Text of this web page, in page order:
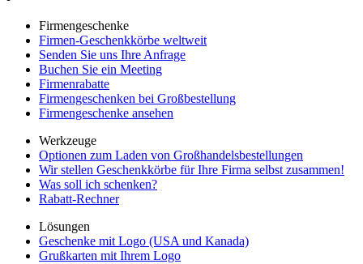
Firmengeschenke
Firmen-Geschenkkörbe weltweit
Senden Sie uns Ihre Anfrage
Buchen Sie ein Meeting
Firmenrabatte
Firmengeschenken bei Großbestellung
Firmengeschenke ansehen
Werkzeuge
Optionen zum Laden von Großhandelsbestellungen
Wir stellen Geschenkkörbe für Ihre Firma selbst zusammen!
Was soll ich schenken?
Rabatt-Rechner
Lösungen
Geschenke mit Logo (USA und Kanada)
Grußkarten mit Ihrem Logo